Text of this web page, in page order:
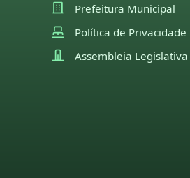
Prefeitura Municipal
Política de Privacidade
Assembleia Legislativa